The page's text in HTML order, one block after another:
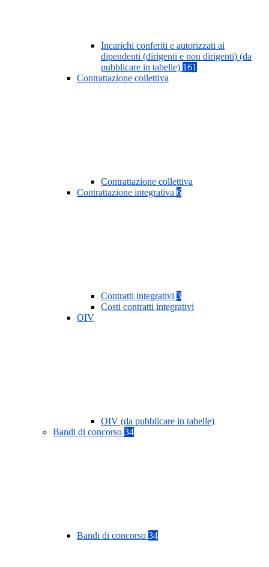
Incarichi conferiti e autorizzati ai
dipendenti (dirigenti e non dirigenti) (da
pubblicare in tabelle) 161
Contrattazione collettiva
Contrattazione collettiva
Contrattazione integrativa 6
Contratti integrativi 3
Costi contratti integrativi
OIV
OIV (da pubblicare in tabelle)
Bandi di concorso 34
Bandi di concorso 34